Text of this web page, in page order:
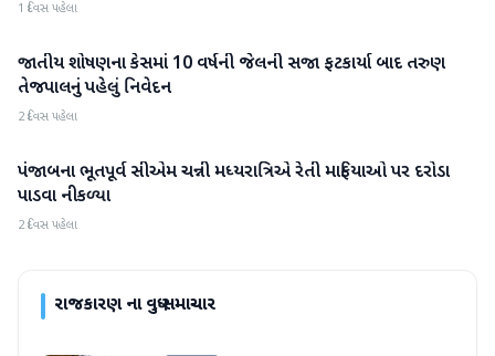
1 દિવસ પહેલા
રાજકારણ
જાતીય શોષણના કેસમાં 10 વર્ષની જેલની સજા ફટકાર્યા બાદ તરુણ
તેજપાલનું પહેલું નિવેદન
2 દિવસ પહેલા
રાજકારણ
પંજાબના ભૂતપૂર્વ સીએમ ચન્ની મધ્યરાત્રિએ રેતી માફિયાઓ પર દરોડા
પાડવા નીકળ્યા
2 દિવસ પહેલા
રાજકારણના વધુ સમાચાર